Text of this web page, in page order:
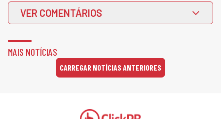
VER COMENTÁRIOS
MAIS NOTÍCIAS
CARREGAR NOTÍCIAS ANTERIORES